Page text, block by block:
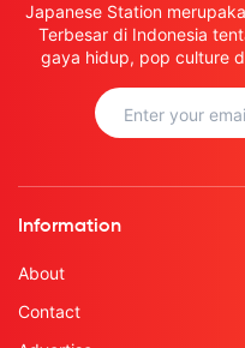
Japanese Station
Terbesar di Indonesia
gaya hidup, pop culture
Information
About
Contact